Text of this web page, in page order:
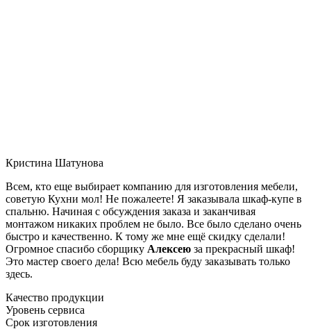
Кристина Шатунова
Всем, кто еще выбирает компанию для изготовления мебели,
советую Кухни мол! Не пожалеете! Я заказывала шкаф-купе в
спальню. Начиная с обсуждения заказа и заканчивая
монтажом никаких проблем не было. Все было сделано очень
быстро и качественно. К тому же мне ещё скидку сделали!
Огромное спасибо сборщику Алексею за прекрасный шкаф!
Это мастер своего дела! Всю мебель буду заказывать только
здесь.
Качество продукции
Уровень сервиса
Срок изготовления